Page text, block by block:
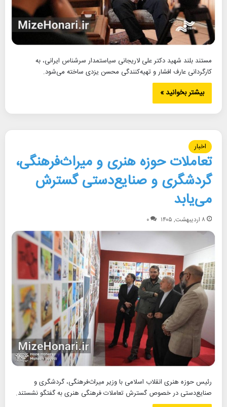
مستند بلند شهید دکتر علی لاریجانی سیاستمدار سرشناس ایرانی، به
کارگردانی عارف افشار و تهیه‌کنندگی محسن یزدی ساخته می‌شود.
بیشتر بخوانید »
اخبار
تعاملات حوزه هنری و میراث‌فرهنگی،
گردشگری و صنایع‌دستی گسترش
می‌یابد
۸ اردیبهشت, ۱۴۰۵ ۰
رئیس حوزه هنری انقلاب اسلامی با وزیر میراث‌فرهنگی، گردشگری و
صنایع‌دستی در خصوص گسترش تعاملات فرهنگی هنری به گفتگو نشستند.